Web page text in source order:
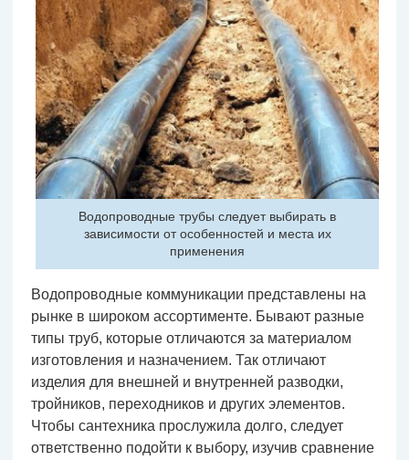
Водопроводные трубы следует выбирать в
зависимости от особенностей и места их
применения
Водопроводные коммуникации представлены на
рынке в широком ассортименте. Бывают разные
типы труб, которые отличаются за материалом
изготовления и назначением. Так отличают
изделия для внешней и внутренней разводки,
тройников, переходников и других элементов.
Чтобы сантехника прослужила долго, следует
ответственно подойти к выбору, изучив сравнение